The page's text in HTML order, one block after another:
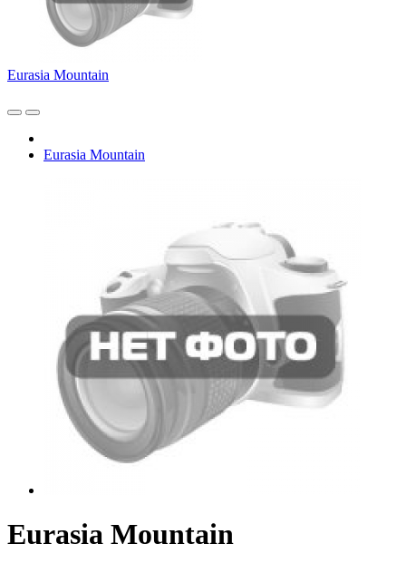
Eurasia Mountain
Eurasia Mountain
Eurasia Mountain